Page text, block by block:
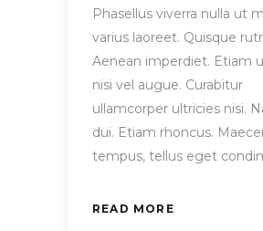
Phasellus viverra nulla ut
varius laoreet. Quisque
Aenean imperdiet. Etiam
nisi vel augue. Curabitur
ullamcorper ultricies nisi.
dui. Etiam rhoncus.
tempus, tellus eget
READ MORE